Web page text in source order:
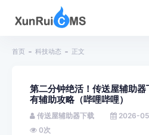
首页 科技动态 正文
第二分钟绝活！传送屋辅助
有辅助攻略（哔哩哔哩）
传送屋辅助器下载
2026-
0次